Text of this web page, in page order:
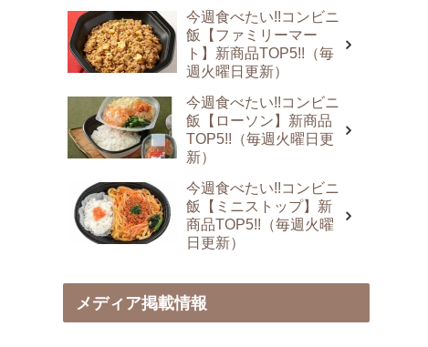
今週食べたい!!コンビニ
飯【ファミリーマー
ト】新商品TOP5!!（毎
週火曜日更新）
今週食べたい!!コンビニ
飯【ローソン】新商品
TOP5!!（毎週火曜日更
新）
今週食べたい!!コンビニ
飯【ミニストップ】新
商品TOP5!!（毎週火曜
日更新）
メディア掲載情報